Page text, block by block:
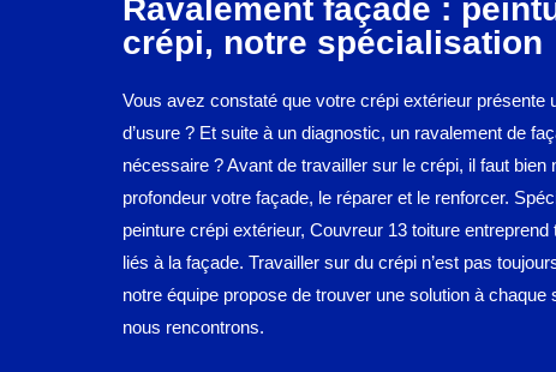
Ravalement façade :
crépi, notre spécialisation
Vous avez constaté que votre crépi extérieur présente
d’usure ? Et suite à un diagnostic, un ravalement de
nécessaire ? Avant de travailler sur le crépi, il faut bien
profondeur votre façade, le réparer et le renforcer.
peinture crépi extérieur, Couvreur 13 toiture entreprend
liés à la façade. Travailler sur du crépi n’est pas
notre équipe propose de trouver une solution à chaque
nous rencontrons.